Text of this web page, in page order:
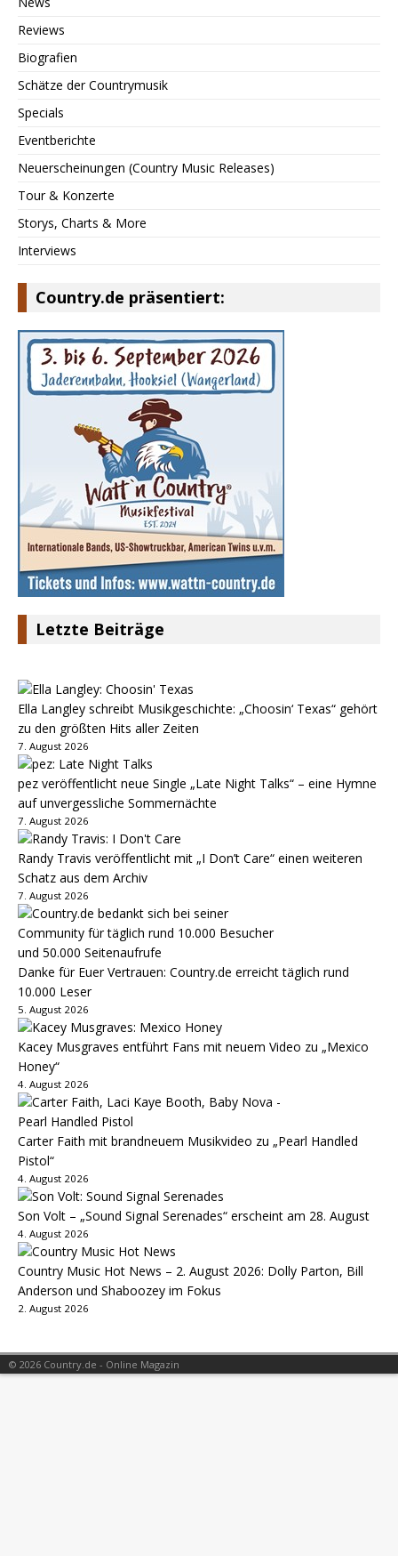
Reviews
Biografien
Schätze der Countrymusik
Specials
Eventberichte
Neuerscheinungen (Country Music Releases)
Tour & Konzerte
Storys, Charts & More
Interviews
Country.de präsentiert:
Letzte Beiträge
Ella Langley schreibt Musikgeschichte: „Choosin‘ Texas“ gehört
zu den größten Hits aller Zeiten
7. August 2026
pez veröffentlicht neue Single „Late Night Talks“ – eine Hymne
auf unvergessliche Sommernächte
7. August 2026
Randy Travis veröffentlicht mit „I Don’t Care“ einen weiteren
Schatz aus dem Archiv
7. August 2026
Danke für Euer Vertrauen: Country.de erreicht täglich rund
10.000 Leser
5. August 2026
Kacey Musgraves entführt Fans mit neuem Video zu „Mexico
Honey“
4. August 2026
Carter Faith mit brandneuem Musikvideo zu „Pearl Handled
Pistol“
4. August 2026
Son Volt – „Sound Signal Serenades“ erscheint am 28. August
4. August 2026
Country Music Hot News – 2. August 2026: Dolly Parton, Bill
Anderson und Shaboozey im Fokus
2. August 2026
© 2026 Country.de - Online Magazin